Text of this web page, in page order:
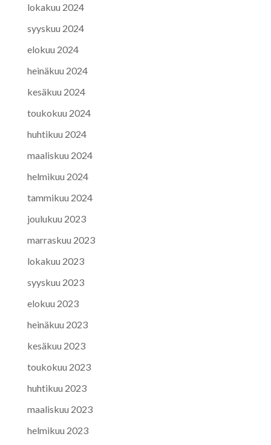
lokakuu 2024
syyskuu 2024
elokuu 2024
heinäkuu 2024
kesäkuu 2024
toukokuu 2024
huhtikuu 2024
maaliskuu 2024
helmikuu 2024
tammikuu 2024
joulukuu 2023
marraskuu 2023
lokakuu 2023
syyskuu 2023
elokuu 2023
heinäkuu 2023
kesäkuu 2023
toukokuu 2023
huhtikuu 2023
maaliskuu 2023
helmikuu 2023